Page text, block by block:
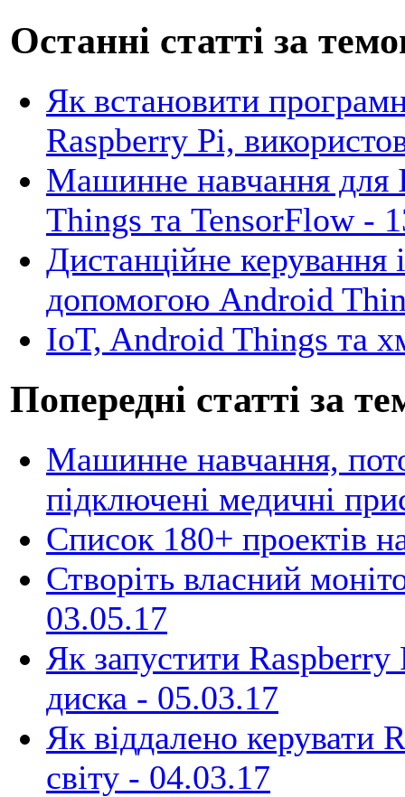
Останні статті за
Як встановити
Raspberry Pi,
Машинне навчання для
Things та TensorFlow -
Дистанційне керування
допомогою Android
IoT, Android Things та
Попередні статті за
Машинне навчання,
підключені медичні
Список 180+ проектів
Створіть власний
03.05.17
Як запустити Raspberry
диска - 05.03.17
Як віддалено керувати
світу - 04.03.17